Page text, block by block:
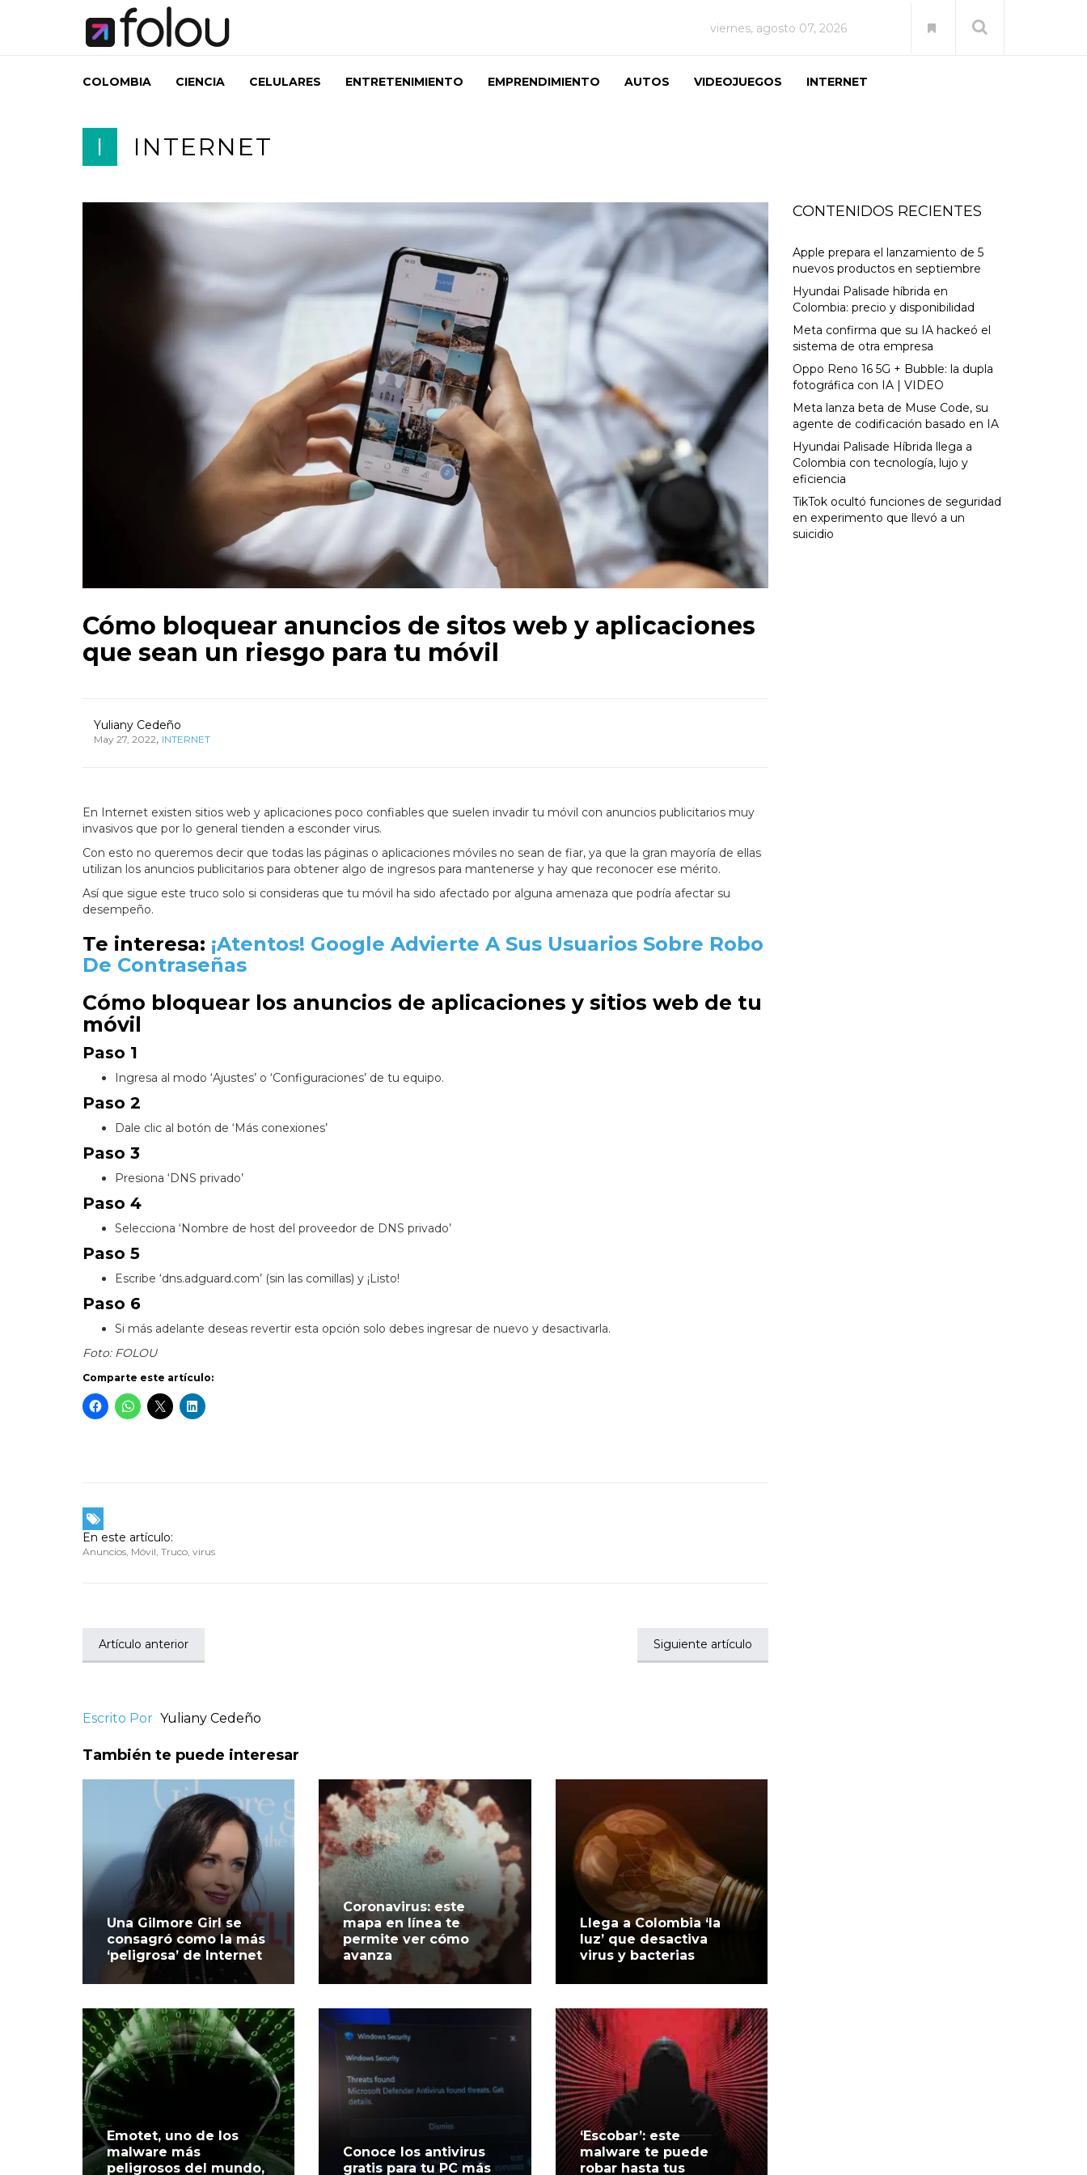
viernes, agosto 07, 2026
COLOMBIA CIENCIA CELULARES ENTRETENIMIENTO EMPRENDIMIENTO AUTOS VIDEOJUEGOS INTERNET
I INTERNET
Cómo bloquear anuncios de sitos web y aplicaciones
que sean un riesgo para tu móvil
Yuliany Cedeño
May 27, 2022, INTERNET
En Internet existen sitios web y aplicaciones poco confiables que suelen invadir tu móvil con anuncios publicitarios muy
invasivos que por lo general tienden a esconder virus.
Con esto no queremos decir que todas las páginas o aplicaciones móviles no sean de fiar, ya que la gran mayoría de ellas
utilizan los anuncios publicitarios para obtener algo de ingresos para mantenerse y hay que reconocer ese mérito.
Así que sigue este truco solo si consideras que tu móvil ha sido afectado por alguna amenaza que podría afectar su
desempeño.
Te interesa: ¡Atentos! Google Advierte A Sus Usuarios Sobre Robo
De Contraseñas
Cómo bloquear los anuncios de aplicaciones y sitios web de tu
móvil
Paso 1
Ingresa al modo ‘Ajustes’ o ‘Configuraciones’ de tu equipo.
Paso 2
Dale clic al botón de ‘Más conexiones’
Paso 3
Presiona ‘DNS privado’
Paso 4
Selecciona ‘Nombre de host del proveedor de DNS privado’
Paso 5
Escribe ‘dns.adguard.com’ (sin las comillas) y ¡Listo!
Paso 6
Si más adelante deseas revertir esta opción solo debes ingresar de nuevo y desactivarla.
Foto: FOLOU
Comparte este artículo:
En este artículo:
Anuncios Móvil Truco virus
Artículo anterior Siguiente artículo
Escrito Por Yuliany Cedeño
También te puede interesar
Una Gilmore Girl se
consagró como la más
‘peligrosa’ de Internet
Coronavirus: este
mapa en línea te
permite ver cómo
avanza
Llega a Colombia ‘la
luz’ que desactiva
virus y bacterias
Emotet, uno de los
malware más
peligrosos del mundo,
Conoce los antivirus
gratis para tu PC más
‘Escobar’: este
malware te puede
robar hasta tus
CONTENIDOS RECIENTES
Apple prepara el lanzamiento de 5
nuevos productos en septiembre
Hyundai Palisade híbrida en
Colombia: precio y disponibilidad
Meta confirma que su IA hackeó el
sistema de otra empresa
Oppo Reno 16 5G + Bubble: la dupla
fotográfica con IA | VIDEO
Meta lanza beta de Muse Code, su
agente de codificación basado en IA
Hyundai Palisade Híbrida llega a
Colombia con tecnología, lujo y
eficiencia
TikTok ocultó funciones de seguridad
en experimento que llevó a un
suicidio